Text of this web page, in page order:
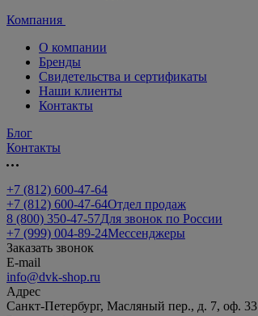
Компания
О компании
Бренды
Свидетельства и сертификаты
Наши клиенты
Контакты
Блог
Контакты
+7 (812) 600-47-64
+7 (812) 600-47-64Отдел продаж
8 (800) 350-47-57Для звонок по России
+7 (999) 004-89-24Мессенджеры
Заказать звонок
E-mail
info@dvk-shop.ru
Адрес
Санкт-Петербург, Масляный пер., д. 7, оф. 33